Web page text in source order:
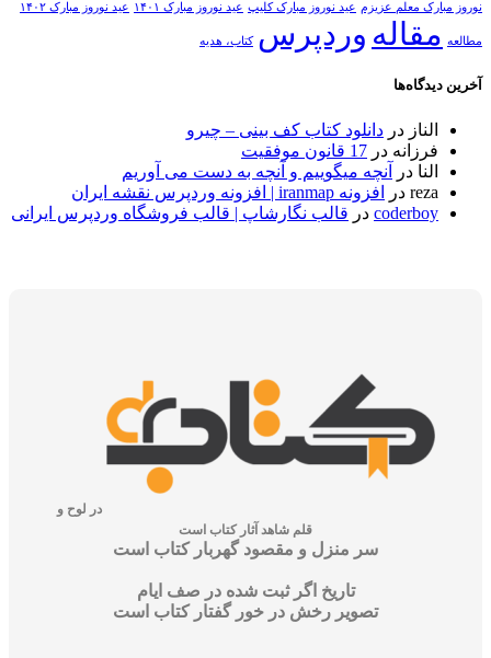
معلم عزیزم عید نوروز مبارک کلیپ عید نوروز مبارک ۱۴۰۱ عید نوروز مبارک ۱۴۰۲
وردپرس کتاب، هدیه
دردانلود کتاب کف بینی – چیرو
در17 قانون موفقیت
آنچه میگوییم و آنچه به دست می آوریم
درافزونه iranmap | افزونه وردپرس نقشه ایران
درقالب نگارشاپ | قالب فروشگاه وردپرس ایرانی
قلم شاهد آثار کتاب است
سر منزل و مقصود گهربار کتاب است
تاریخ اگر ثبت شده در صف ایام
تصویر رخش در خور گفتار کتاب است